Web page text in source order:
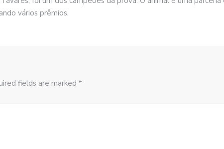
vários prêmios.
fields are marked *